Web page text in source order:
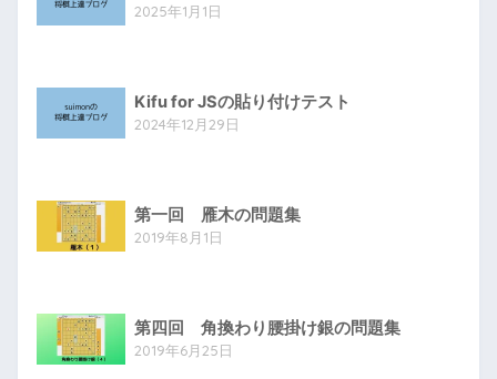
2025年1月1日
Kifu for JSの貼り付けテスト
2024年12月29日
第一回 雁木の問題集
2019年8月1日
第四回 角換わり腰掛け銀の問題集
2019年6月25日